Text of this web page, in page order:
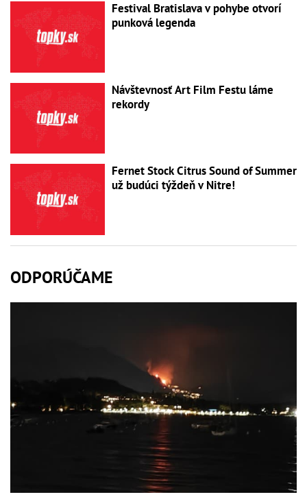
Festival Bratislava v pohybe otvorí
punková legenda
Návštevnosť Art Film Festu láme
rekordy
Fernet Stock Citrus Sound of Summer
už budúci týždeň v Nitre!
ODPORÚČAME